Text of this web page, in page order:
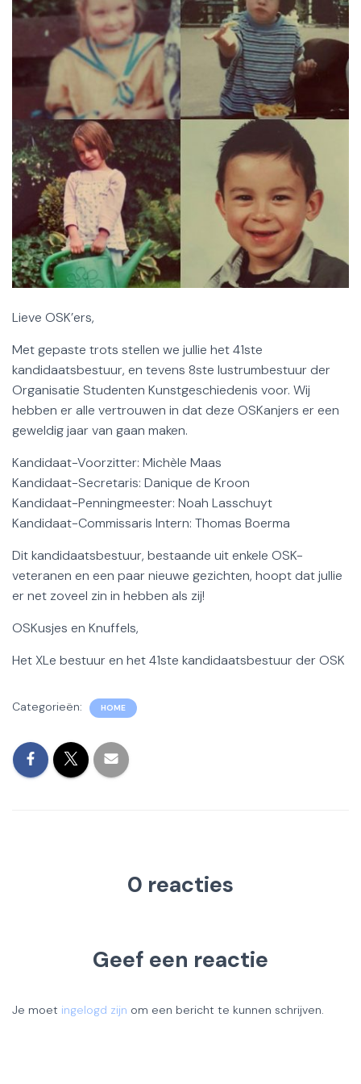
Lieve OSK’ers,
Met gepaste trots stellen we jullie het 41ste
kandidaatsbestuur, en tevens 8ste lustrumbestuur der
Organisatie Studenten Kunstgeschiedenis voor. Wij
hebben er alle vertrouwen in dat deze OSKanjers er een
geweldig jaar van gaan maken.
Kandidaat-Voorzitter: Michèle Maas
Kandidaat-Secretaris: Danique de Kroon
Kandidaat-Penningmeester: Noah Lasschuyt
Kandidaat-Commissaris Intern: Thomas Boerma
Dit kandidaatsbestuur, bestaande uit enkele OSK-
veteranen en een paar nieuwe gezichten, hoopt dat jullie
er net zoveel zin in hebben als zij!
OSKusjes en Knuffels,
Het XLe bestuur en het 41ste kandidaatsbestuur der OSK
Categorieën: HOME
0 reacties
Geef een reactie
Je moet ingelogd zijn om een bericht te kunnen schrijven.